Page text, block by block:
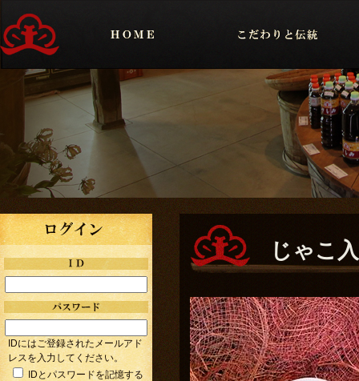
じゃこ
IDにはご登録されたメールアド
レスを入力してください。
IDとパスワードを記憶する